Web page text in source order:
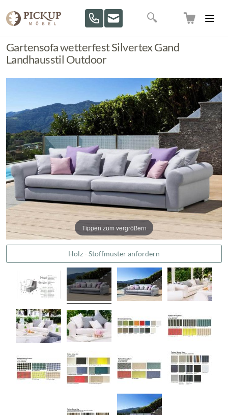
Suche
Gartensofa wetterfest Silvertex Gand
Landhausstil Outdoor
Tippen zum vergrößern
Holz - Stoffmuster anfordern